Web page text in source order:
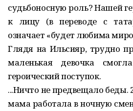
судьбоносную роль? Нашей
к лицу (в переводе с
означает «будет любима
Глядя на Ильсияр, трудно
маленькая девочка
героический поступок.
...Ничто не предвещало беды.
мама работала в ночную